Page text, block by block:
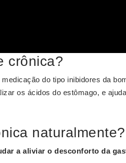
crônica?
do tipo inibidores da
os ácidos do estômago, e
naturalmente?
a aliviar o desconforto da